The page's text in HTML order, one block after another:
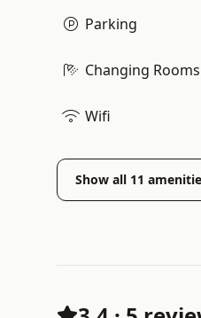
Parking
Changing Rooms
Wifi
Show all 11